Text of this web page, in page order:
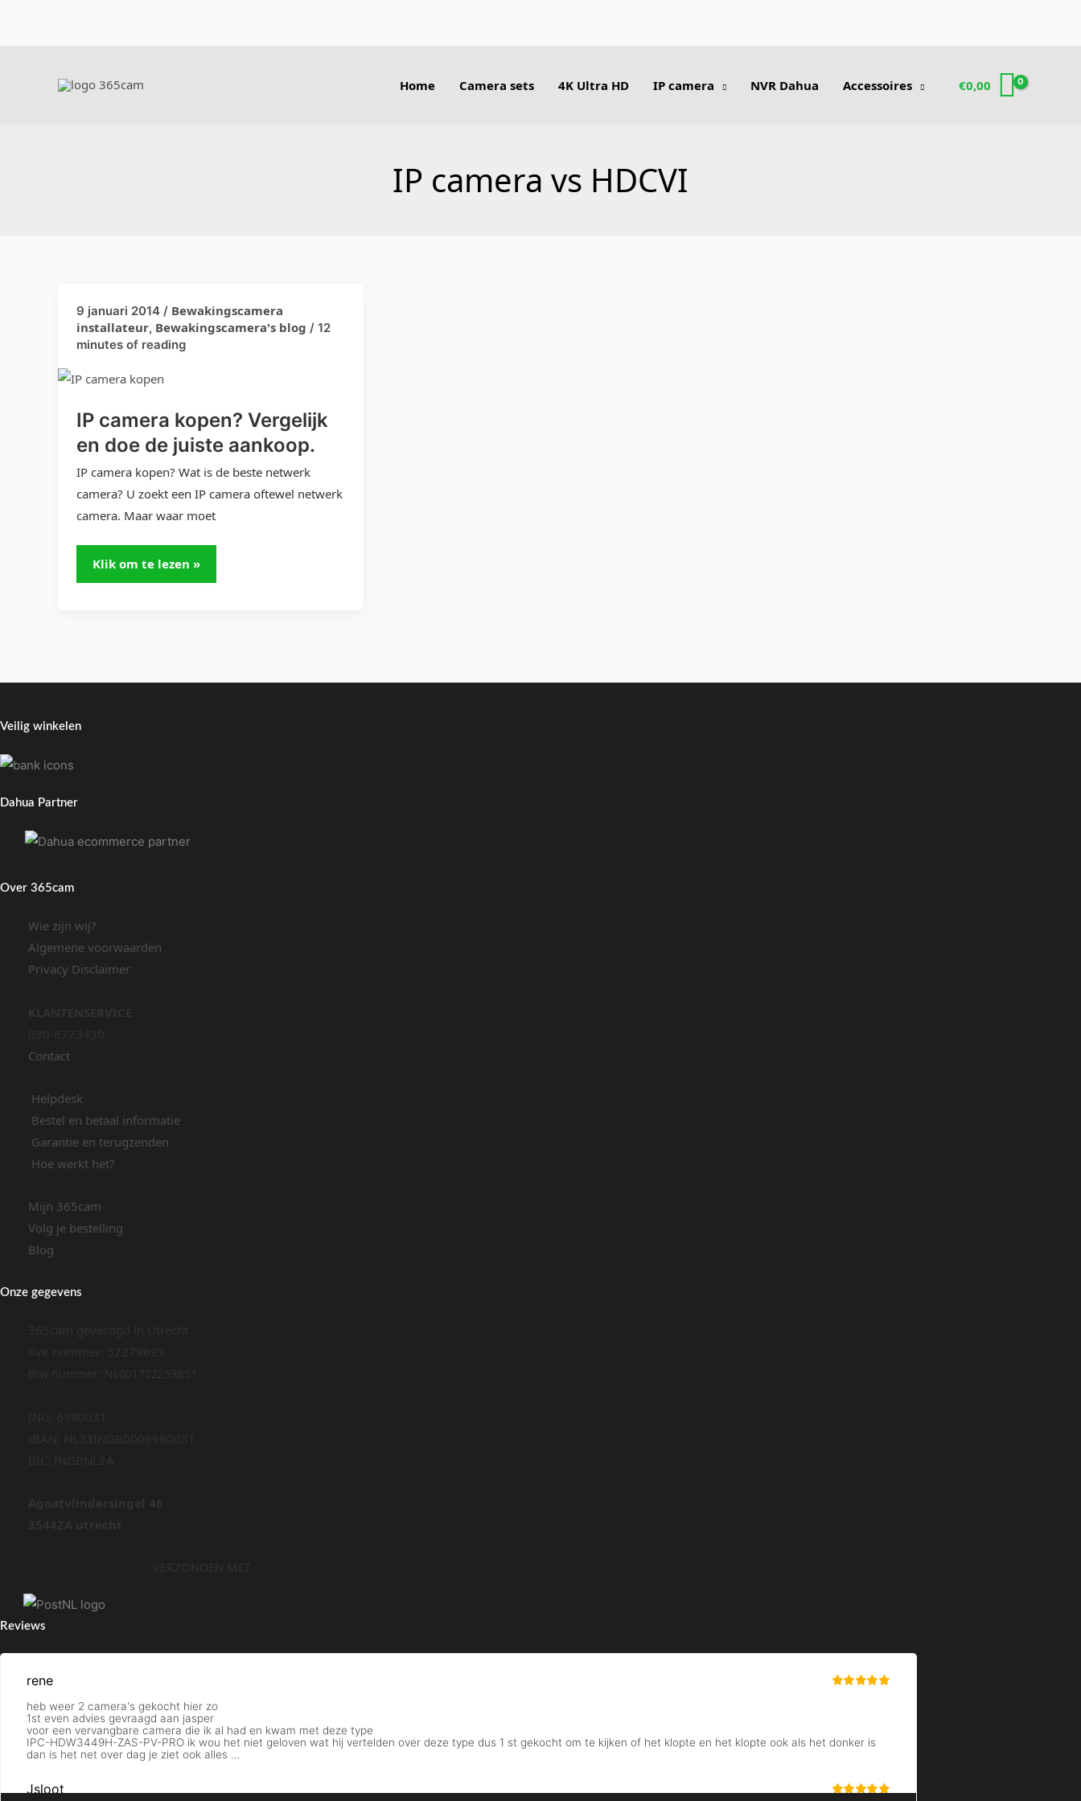
Home Camera sets 4K Ultra HD IP camera NVR Dahua Accessoires €0,00
IP camera vs HDCVI
9 januari 2014 / Bewakingscamera
installateur, Bewakingscamera's blog / 12
minutes of reading
IP camera kopen? Vergelijk
en doe de juiste aankoop.
IP camera kopen? Wat is de beste netwerk
camera? U zoekt een IP camera oftewel netwerk
camera. Maar waar moet
IP
camera
Vergelijk
doe
de
Klik om te lezen »
Veilig winkelen
Dahua Partner
Over 365cam
Wie zijn wij?
Algemene voorwaarden
Privacy Disclaimer
Contact
Helpdesk
Bestel en betaal informatie
Garantie en terugzenden
Hoe werkt het?
Mijn 365cam
Volg je bestelling
Blog
Onze gegevens
Reviews